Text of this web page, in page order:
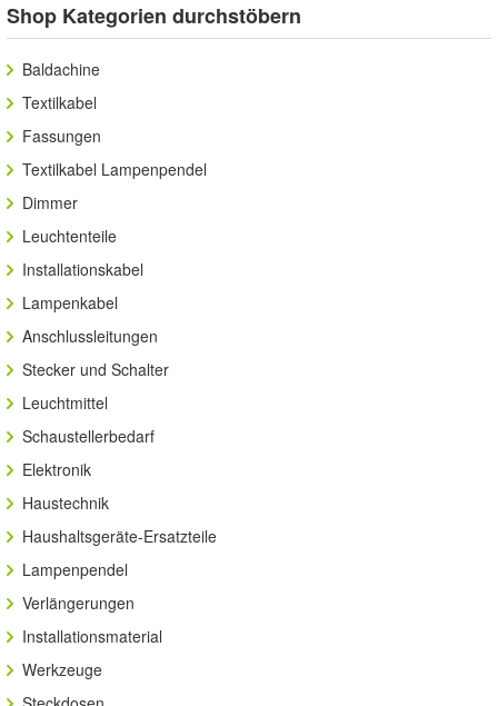
Lampe
Shop Kategorien durchstöbern
Baldachine
Textilkabel
Fassungen
Textilkabel Lampenpendel
Dimmer
Leuchtenteile
Installationskabel
Lampenkabel
Anschlussleitungen
Stecker und Schalter
Leuchtmittel
Schaustellerbedarf
Elektronik
Haustechnik
Haushaltsgeräte-Ersatzteile
Lampenpendel
Verlängerungen
Installationsmaterial
Werkzeuge